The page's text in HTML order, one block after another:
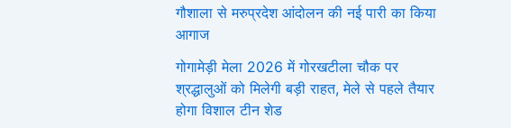
गौशाला से मरुप्रदेश आंदोलन की नई पारी का किया
आगाज
गोगामेड़ी मेला 2026 में गोरखटीला चौक पर
श्रद्धालुओं को मिलेगी बड़ी राहत, मेले से पहले तैयार
होगा विशाल टीन शेड